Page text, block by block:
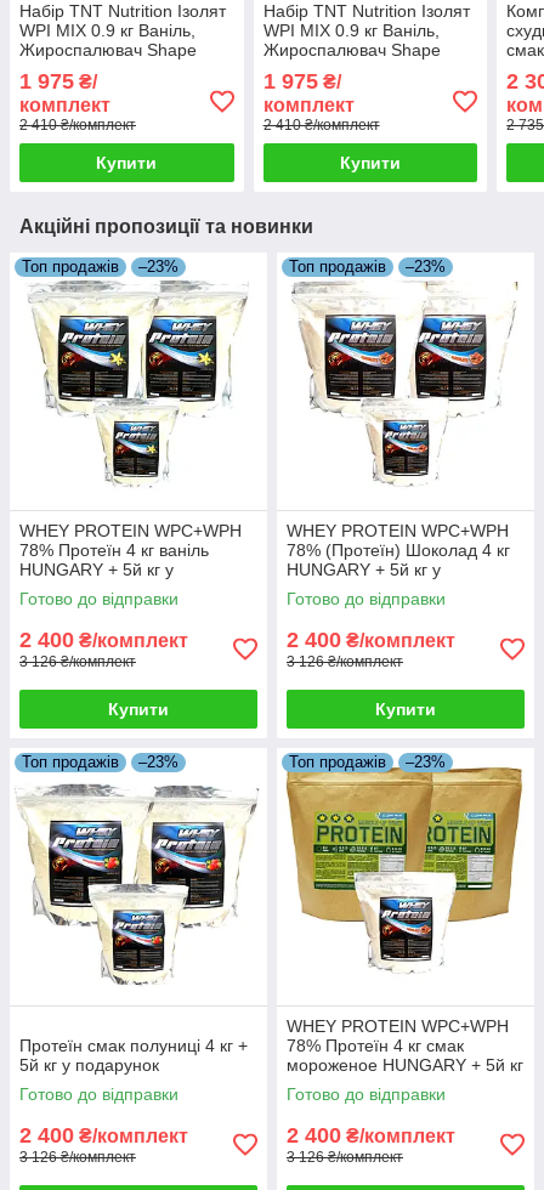
Набір TNT Nutrition Ізолят
WPI MIX 0.9 кг Ваніль,
Жироспалювач Shape
Rush, Омега 3
1 975 ₴/
комплект
2 410 ₴/комплект
Купити
Набір TNT Nutrition Ізолят
WPI MIX 0.9 кг Ваніль,
Жироспалювач Shape
Rush, Омега 3
1 975₴/
комплект
2 410 ₴/комплект
Купити
2
2
Акційні пропозиції та новинки
Топ продажів –23%
WHEY PROTEIN WPC+WPH
78% Протеїн 4 кг ваніль
HUNGARY + 5й кг у
Подарунок!
Готово до відправки
2 400 ₴/комплект
3 126 ₴/комплект
Купити
Топ продажів –23%
WHEY PROTEIN WPC+WPH
78% (Протеїн) Шоколад 4 кг
HUNGARY + 5й кг у
Подарунок!
Готово до відправки
2 400 ₴/комплект
3 126 ₴/комплект
Купити
Топ продажів –23%
Протеїн смак полуниці 4 кг +
5й кг у подарунок
Готово до відправки
2 400 ₴/комплект
3 126 ₴/комплект
Топ продажів –23%
WHEY PROTEIN WPC+WPH
78% Протеїн 4 кг смак
мороженое HUNGARY + 5й кг
Протеїну в Подарунок!
Готово до відправки
2 400 ₴/комплект
3 126 ₴/комплект